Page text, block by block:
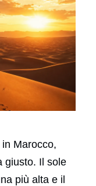
Marocco,
giusto. Il sole
più alta e il